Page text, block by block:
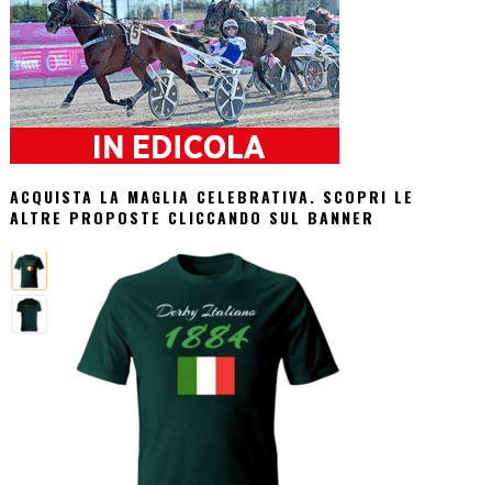
ACQUISTA LA MAGLIA CELEBRATIVA. SCOPRI LE
ALTRE PROPOSTE CLICCANDO SUL BANNER